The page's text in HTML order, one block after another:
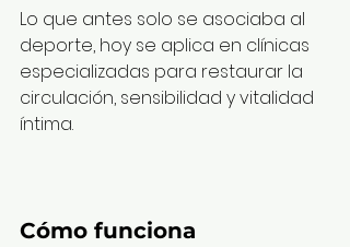
Lo que antes solo se asociaba al
deporte, hoy se aplica en clínicas
especializadas para restaurar la
circulación, sensibilidad y vitalidad
íntima.
Cómo funciona